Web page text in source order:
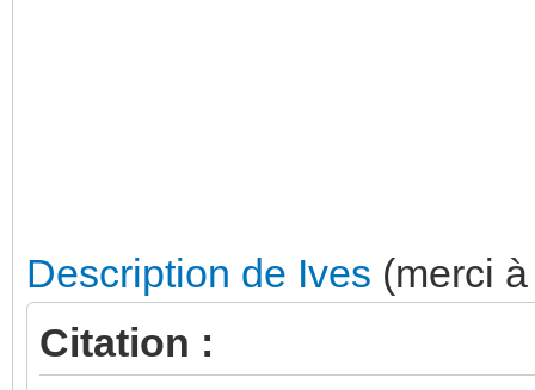
Description de Ives (merci
Citation :